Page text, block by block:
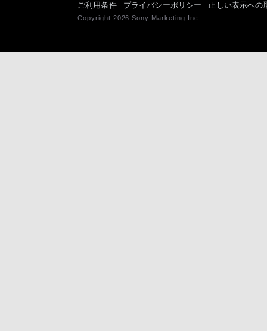
ご利用条件 プライバシーポリシー 正しい表示への
Copyright 2026 Sony Marketing Inc.